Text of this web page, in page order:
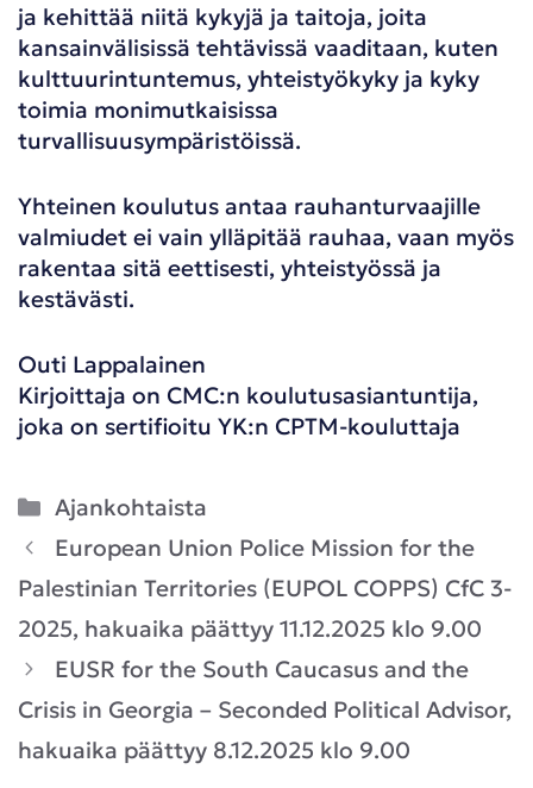
ja kehittää niitä kykyjä ja taitoja, joita
kansainvälisissä tehtävissä vaaditaan, kuten
kulttuurintuntemus, yhteistyökyky ja kyky
toimia monimutkaisissa
turvallisuusympäristöissä.
Yhteinen koulutus antaa rauhanturvaajille
valmiudet ei vain ylläpitää rauhaa, vaan myös
rakentaa sitä eettisesti, yhteistyössä ja
kestävästi.
Outi Lappalainen
Kirjoittaja on CMC:n koulutusasiantuntija,
joka on sertifioitu YK:n CPTM-kouluttaja
Kategoriat
Ajankohtaista
European Union Police Mission for the
Palestinian Territories (EUPOL COPPS) CfC 3-
2025, hakuaika päättyy 11.12.2025 klo 9.00
EUSR for the South Caucasus and the
Crisis in Georgia – Seconded Political Advisor,
hakuaika päättyy 8.12.2025 klo 9.00